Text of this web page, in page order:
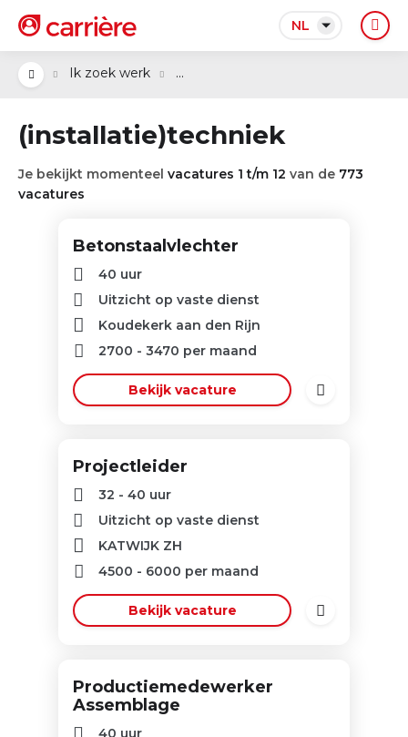
NL
Ik zoek werk ...
(installatie)techniek
Je bekijkt momenteel vacatures 1 t/m 12 van de 773
vacatures
Betonstaalvlechter
40 uur
Uitzicht op vaste dienst
Koudekerk aan den Rijn
2700 - 3470 per maand
Bekijk vacature
Projectleider
32 - 40 uur
Uitzicht op vaste dienst
KATWIJK ZH
4500 - 6000 per maand
Bekijk vacature
Productiemedewerker
Assemblage
40 uur